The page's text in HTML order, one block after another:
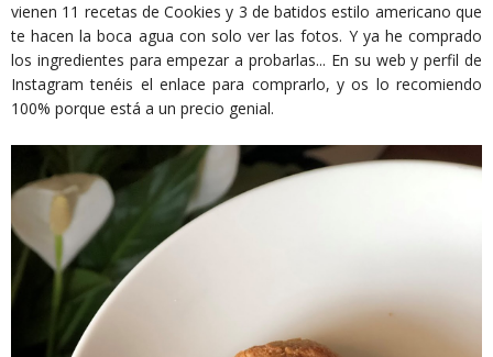
vienen 11 recetas de Cookies y 3 de batidos estilo americano que
te hacen la boca agua con solo ver las fotos. Y ya he comprado
los ingredientes para empezar a probarlas... En su web y perfil de
Instagram tenéis el enlace para comprarlo, y os lo recomiendo
100% porque está a un precio genial.